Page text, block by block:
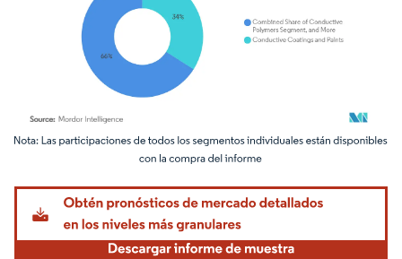
Imagen © Mordor Intelligence. El uso requiere atribución según CC BY 4.0.